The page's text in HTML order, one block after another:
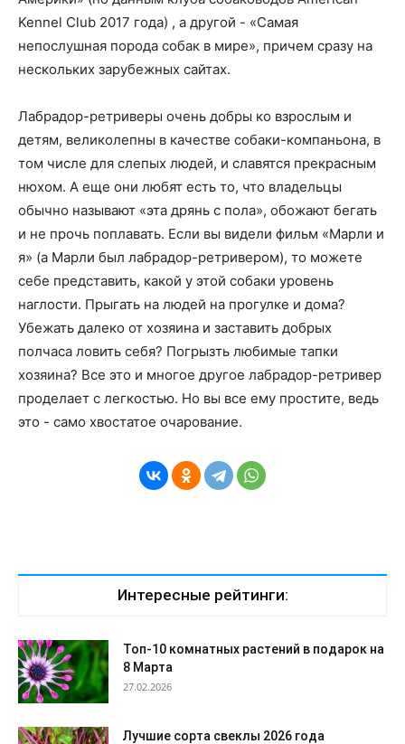
Kennel Club 2017 года) , а другой - «Самая
непослушная порода собак в мире», причем сразу на
нескольких зарубежных сайтах.
Лабрадор-ретриверы очень добры ко взрослым и
детям, великолепны в качестве собаки-компаньона, в
том числе для слепых людей, и славятся прекрасным
нюхом. А еще они любят есть то, что владельцы
обычно называют «эта дрянь с пола», обожают бегать
и не прочь поплавать. Если вы видели фильм «Марли и
я» (а Марли был лабрадор-ретривером), то можете
себе представить, какой у этой собаки уровень
наглости. Прыгать на людей на прогулке и дома?
Убежать далеко от хозяина и заставить добрых
полчаса ловить себя? Погрызть любимые тапки
хозяина? Все это и многое другое лабрадор-ретривер
проделает с легкостью. Но вы все ему простите, ведь
это - само хвостатое очарование.
Интересные рейтинги:
Топ-10 комнатных растений в подарок на
8 Марта
27.02.2026
Лучшие сорта свеклы 2026 года